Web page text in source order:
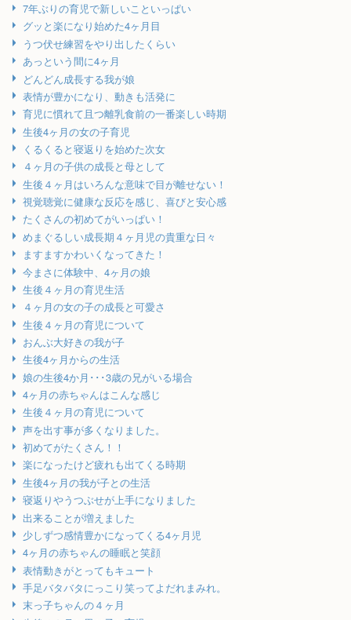
7年ぶりの育児で新しいこといっぱい
グッと楽になり始めた4ヶ月目
うつ伏せ練習をやり出したくらい
あっという間に4ヶ月
どんどん成長する我が娘
表情が豊かになり、動きも活発に
育児に慣れて且つ離乳食前の一番楽しい時期
生後4ヶ月の女の子育児
くるくると寝返りを始めた次女
４ヶ月の子供の成長と母として
生後４ヶ月はいろんな意味で目が離せない！
視覚聴覚に健康な反応を感じ、喜びと安心感
たくさんの初めてがいっぱい！
めまぐるしい成長期４ヶ月児の貴重な日々
ますますかわいくなってきた！
今まさに体験中、4ヶ月の娘
生後４ヶ月の育児生活
４ヶ月の女の子の成長と可愛さ
生後４ヶ月の育児について
おんぶ大好きの我が子
生後4ヶ月からの生活
娘の生後4か月･･･3歳の兄がいる場合
4ヶ月の赤ちゃんはこんな感じ
生後４ヶ月の育児について
声を出す事が多くなりました。
初めてがたくさん！！
楽になったけど疲れも出てくる時期
生後4ヶ月の我が子との生活
寝返りやうつぶせが上手になりました
出来ることが増えました
少しずつ感情豊かになってくる4ヶ月児
4ヶ月の赤ちゃんの睡眠と笑顔
表情動きがとってもキュート
手足バタバタにっこり笑ってよだれまみれ。
末っ子ちゃんの４ヶ月